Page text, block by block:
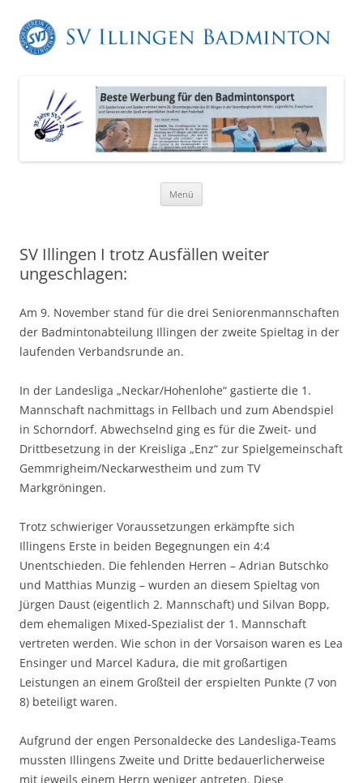
Menü
SV Illingen I trotz Ausfällen weiter
ungeschlagen:
Am 9. November stand für die drei Seniorenmannschaften
der Badmintonabteilung Illingen der zweite Spieltag in der
laufenden Verbandsrunde an.
In der Landesliga „Neckar/Hohenlohe“ gastierte die 1.
Mannschaft nachmittags in Fellbach und zum Abendspiel
in Schorndorf. Abwechselnd ging es für die Zweit- und
Drittbesetzung in der Kreisliga „Enz“ zur Spielgemeinschaft
Gemmrigheim/Neckarwestheim und zum TV
Markgröningen.
Trotz schwieriger Voraussetzungen erkämpfte sich
Illingens Erste in beiden Begegnungen ein 4:4
Unentschieden. Die fehlenden Herren – Adrian Butschko
und Matthias Munzig – wurden an diesem Spieltag von
Jürgen Daust (eigentlich 2. Mannschaft) und Silvan Bopp,
dem ehemaligen Mixed-Spezialist der 1. Mannschaft
vertreten werden. Wie schon in der Vorsaison waren es Lea
Ensinger und Marcel Kadura, die mit großartigen
Leistungen an einem Großteil der erspielten Punkte (7 von
8) beteiligt waren.
Aufgrund der engen Personaldecke des Landesliga-Teams
mussten Illingens Zweite und Dritte bedauerlicherweise
mit jeweils einem Herrn weniger antreten. Diese